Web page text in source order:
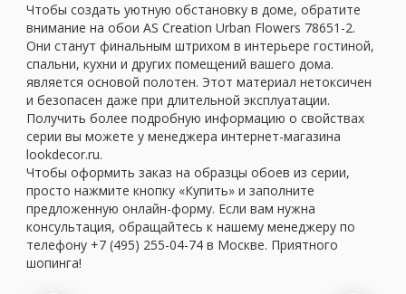
Чтобы создать уютную обстановку в доме, обратите
внимание на обои AS Creation Urban Flowers 78651-2.
Они станут финальным штрихом в интерьере гостиной,
спальни, кухни и других помещений вашего дома.
является основой полотен. Этот материал нетоксичен
и безопасен даже при длительной эксплуатации.
Получить более подробную информацию о свойствах
серии вы можете у менеджера интернет-магазина
lookdecor.ru.
Чтобы оформить заказ на образцы обоев из серии,
просто нажмите кнопку «Купить» и заполните
предложенную онлайн-форму. Если вам нужна
консультация, обращайтесь к нашему менеджеру по
телефону +7 (495) 255-04-74 в Москве. Приятного
шопинга!